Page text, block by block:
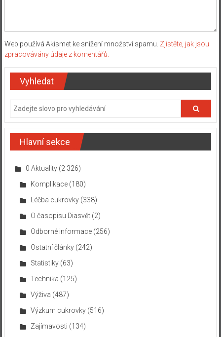
Web používá Akismet ke snížení množství spamu. Zjistěte, jak jsou
zpracovávány údaje z komentářů.
Vyhledat
Hlavní sekce
0 Aktuality(2 326)
Komplikace(180)
Léčba cukrovky(338)
O časopisu Diasvět(2)
Odborné informace(256)
Ostatní články(242)
Statistiky(63)
Technika (125)
Výživa (487)
Výzkum cukrovky(516)
Zajímavosti (134)